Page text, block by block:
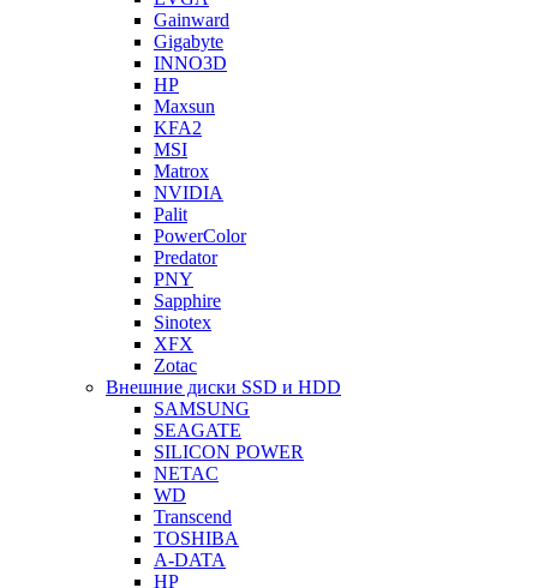
Gainward
Gigabyte
INNO3D
HP
Maxsun
KFA2
MSI
Matrox
NVIDIA
Palit
PowerColor
Predator
PNY
Sapphire
Sinotex
XFX
Zotac
Внешние диски SSD и HDD
SAMSUNG
SEAGATE
SILICON POWER
NETAC
WD
Transcend
TOSHIBA
A-DATA
HP